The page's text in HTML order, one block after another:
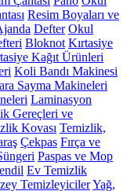
Resim Boyaları ve
Defter Okul
Bloknot Kırtasiye
Kağıt Ürünleri
Koli Bandı Makinesi
Sayma Makineleri
Laminasyon
Gereçleri ve
Kovası Temizlik,
Çekpas Fırça ve
Paspas ve Mop
Ev Temizlik
TemizleyicilerYağ,